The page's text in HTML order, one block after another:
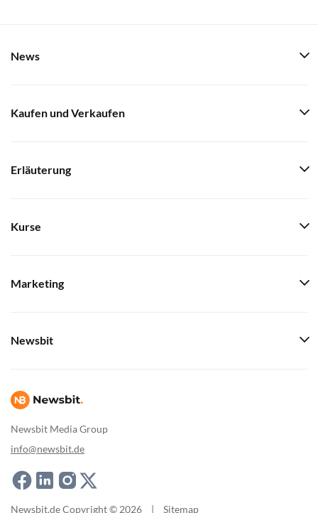
Newsbit Media Group
info@newsbit.de
News
Kaufen und Verkaufen
Erläuterung
Kurse
Marketing
Newsbit
Newsbit.de Copyright © 2026 | Sitemap